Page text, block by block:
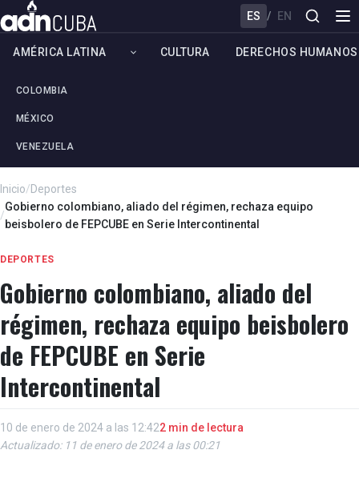
ES / EN
AMÉRICA LATINA
COLOMBIA
MÉXICO
VENEZUELA
CULTURA DERECHOS HUMANOS
Inicio/Deportes
/
Gobierno colombiano, aliado del régimen, rechaza equipo
beisbolero de FEPCUBE en Serie Intercontinental
DEPORTES
Gobierno colombiano, aliado del
régimen, rechaza equipo beisbolero
de FEPCUBE en Serie
Intercontinental
10 de enero de 2024 a las 12:422 min de lectura
Actualizado: 11 de enero de 2024 a las 00:21